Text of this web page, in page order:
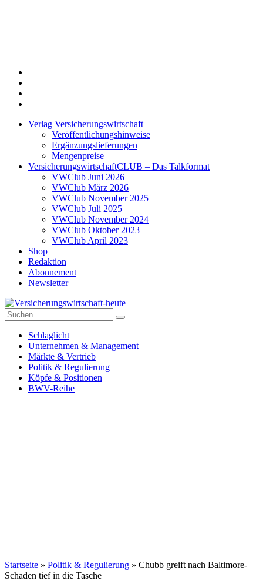
Verlag Versicherungswirtschaft
Veröffentlichungshinweise
Ergänzungslieferungen
Mengenpreise
VersicherungswirtschaftCLUB – Das Talkformat
VWClub Juni 2026
VWClub März 2026
VWClub November 2025
VWClub Juli 2025
VWClub November 2024
VWClub Oktober 2023
VWClub April 2023
Shop
Redaktion
Abonnement
Newsletter
Versicherungswirtschaft-heute
Suche
nach:
Schlaglicht
Unternehmen & Management
Märkte & Vertrieb
Politik & Regulierung
Köpfe & Positionen
BWV-Reihe
Startseite » Politik & Regulierung » Chubb greift nach Baltimore-
Schaden tief in die Tasche